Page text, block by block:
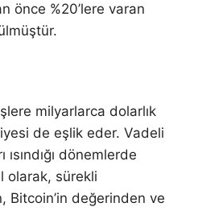
önce %20’lere varan
milyarlarca dolarlık
de eşlik eder. Vadeli
ısındığı dönemlerde
olarak, sürekli
Bitcoin’in değerinden ve